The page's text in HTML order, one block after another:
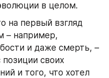
в целом.
на первый взгляд
– например,
и даже смерть, –
своих
и того, что хотел